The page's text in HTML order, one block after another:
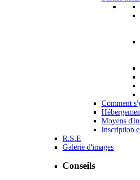
Comment
Moyens
Inscription
R.S.E
Galerie d'images
Conseils